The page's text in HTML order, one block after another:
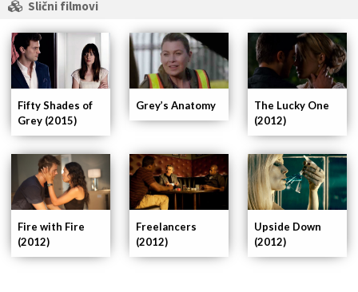
Slični filmovi
Grey’s Anatomy
Fifty Shades of
Grey (2015)
Upside Down
(2012)
Freelancers
(2012)
Fire with Fire
(2012)
The Lucky One
(2012)